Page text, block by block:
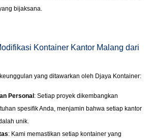
bijaksana.
Kontainer Kantor Malang dari
yang ditawarkan oleh Djaya Kontainer:
Personal : Setiap proyek dikembangkan
spesifik Anda, menjamin bahwa setiap kantor
unik.
: Kami memastikan setiap kontainer yang